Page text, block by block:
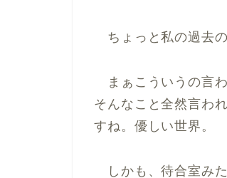
ちょっと私の過去
まぁこういうの言
そんなこと全然言わ
すね。優しい世界。
しかも、待合室み